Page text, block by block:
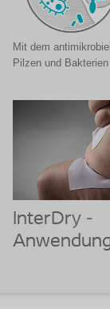
Mit dem
Pilzen und
InterDry -